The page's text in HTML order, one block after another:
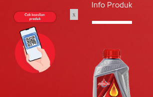
Info Produk
x